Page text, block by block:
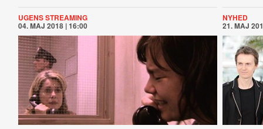
UGENS STREAMING
04. MAJ 2018 | 16:00
NYHED
21. MAJ